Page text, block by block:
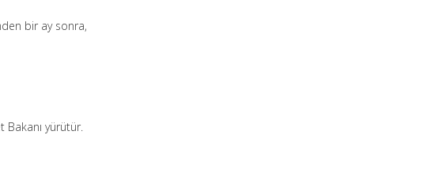
bir ay sonra,
yürütür.